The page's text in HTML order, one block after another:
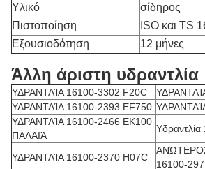
Υλικό
σίδηρος
Πιστοποίηση
ISO και TS
Εξουσιοδότηση
12 μήνες
Άλλη άριστη υδραντλία
ΥΔΡΑΝΤΛΊΑ 16100-3302 F20C
ΥΔΡΑΝΤΛΊΑ 16100-2393 EF750
ΥΔΡΑΝΤΛΊΑ 16100-2466 EK100
ΠΑΛΑΙΆ
ΥΔΡΑΝΤΛΊΑ 16100-2370 H07C
16100-